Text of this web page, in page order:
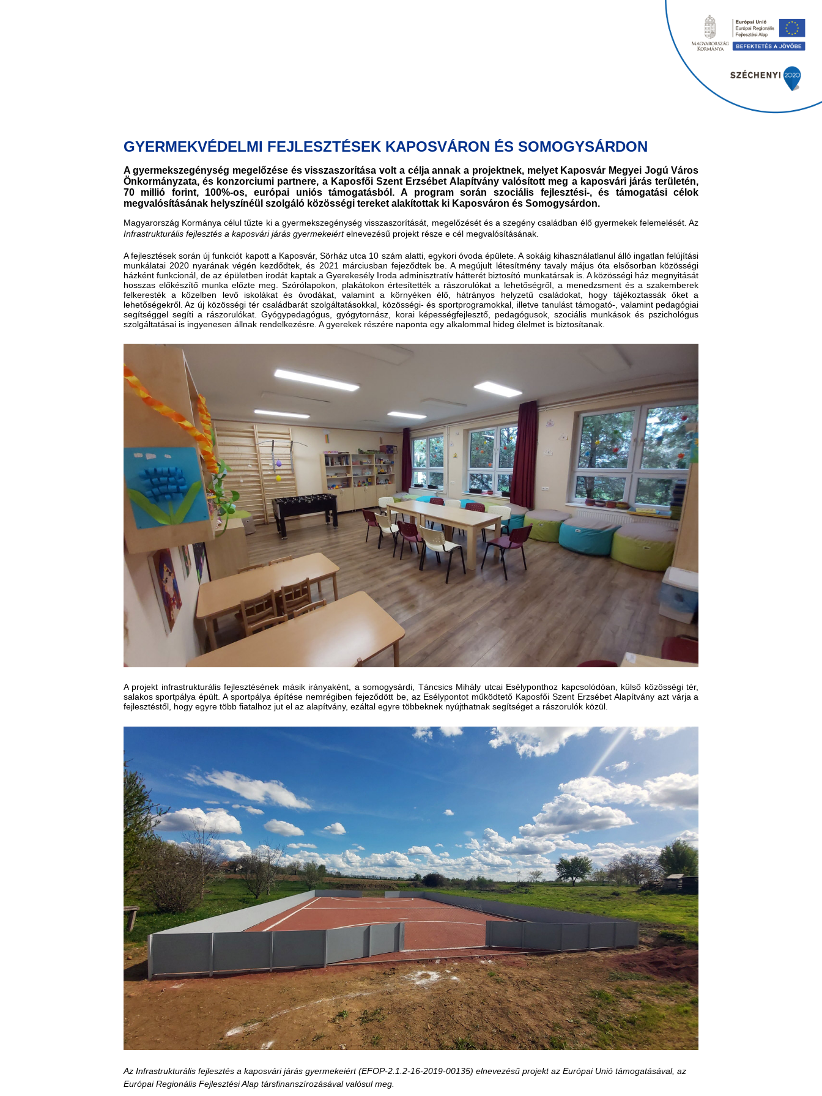
GYERMEKVÉDELMI FEJLESZTÉSEK KAPOSVÁRON ÉS SOMOGYSÁRDON
A gyermekszegénység megelőzése és visszaszorítása volt a célja annak a projektnek, melyet Kaposvár Megyei Jogú Város
Önkormányzata, és konzorciumi partnere, a Kaposfői Szent Erzsébet Alapítvány valósított meg a kaposvári járás területén,
70 millió forint, 100%-os, európai uniós támogatásból. A program során szociális fejlesztési-, és támogatási célok
megvalósításának helyszínéül szolgáló közösségi tereket alakítottak ki Kaposváron és Somogysárdon.
Magyarország Kormánya célul tűzte ki a gyermekszegénység visszaszorítását, megelőzését és a szegény családban élő gyermekek felemelését. Az
Infrastrukturális fejlesztés a kaposvári járás gyermekeiértelnevezésű projekt része e cél megvalósításának.
A fejlesztések során új funkciót kapott a Kaposvár, Sörház utca 10 szám alatti, egykori óvoda épülete. A sokáig kihasználatlanul álló ingatlan felújítási
munkálatai 2020 nyarának végén kezdődtek, és 2021 márciusban fejeződtek be. A megújult létesítmény tavaly május óta elsősorban közösségi
házként funkcionál, de az épületben irodát kaptak a Gyerekesély Iroda adminisztratív hátterét biztosító munkatársak is. A közösségi ház megnyitását
hosszas előkészítő munka előzte meg. Szórólapokon, plakátokon értesítették a rászorulókat a lehetőségről, a menedzsment és a szakemberek
felkeresték a közelben levő iskolákat és óvodákat, valamint a környéken élő, hátrányos helyzetű családokat, hogy tájékoztassák őket a
lehetőségekről. Az új közösségi tér családbarát szolgáltatásokkal, közösségi- és sportprogramokkal, illetve tanulást támogató-, valamint pedagógiai
segítséggel segíti a rászorulókat. Gyógypedagógus, gyógytornász, korai képességfejlesztő, pedagógusok, szociális munkások és pszichológus
szolgáltatásai is ingyenesen állnak rendelkezésre. A gyerekek részére naponta egy alkalommal hideg élelmet is biztosítanak.
A projekt infrastrukturális fejlesztésének másik irányaként, a somogysárdi, Táncsics Mihály utcai Esélyponthoz kapcsolódóan, külső közösségi tér,
salakos sportpálya épült. A sportpálya építése nemrégiben fejeződött be, az Esélypontot működtető Kaposfői Szent Erzsébet Alapítvány azt várja a
fejlesztéstől, hogy egyre több fiatalhoz jut el az alapítvány, ezáltal egyre többeknek nyújthatnak segítséget a rászorulók közül.
Az Infrastrukturális fejlesztés a kaposvári járás gyermekeiért (EFOP-2.1.2-16-2019-00135) elnevezésű projekt az Európai Unió támogatásával, az
Európai Regionális Fejlesztési Alap társfinanszírozásával valósul meg.